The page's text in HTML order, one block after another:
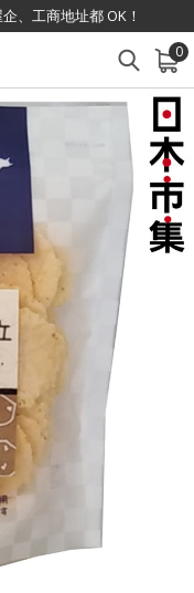
、工商地址都 OK！
0
查看